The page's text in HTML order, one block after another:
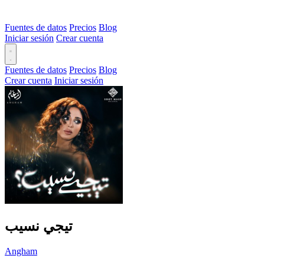
Fuentes de datos Precios Blog
Iniciar sesión Crear cuenta
Fuentes de datos Precios Blog
Crear cuenta Iniciar sesión
تيجي نسيب
Angham